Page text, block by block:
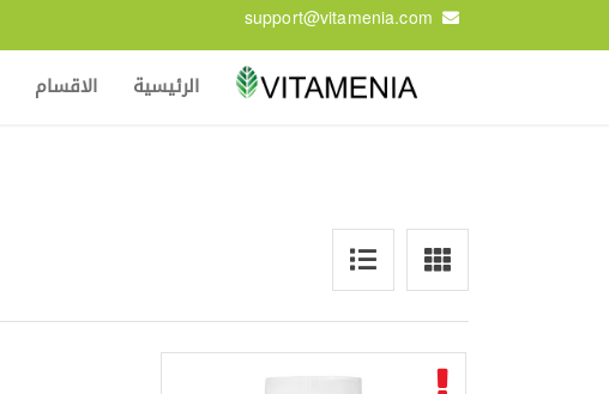
support@vitamenia.com
الرئيسية الاقسام